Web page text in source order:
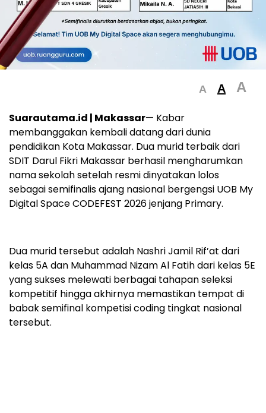
A A A
Suarautama.id | Makassar— Kabar
membanggakan kembali datang dari dunia
pendidikan Kota Makassar. Dua murid terbaik dari
SDIT Darul Fikri Makassar berhasil mengharumkan
nama sekolah setelah resmi dinyatakan lolos
sebagai semifinalis ajang nasional bergengsi UOB My
Digital Space CODEFEST 2026 jenjang Primary.
Dua murid tersebut adalah Nashri Jamil Rif’at dari
kelas 5A dan Muhammad Nizam Al Fatih dari kelas 5E
yang sukses melewati berbagai tahapan seleksi
kompetitif hingga akhirnya memastikan tempat di
babak semifinal kompetisi coding tingkat nasional
tersebut.